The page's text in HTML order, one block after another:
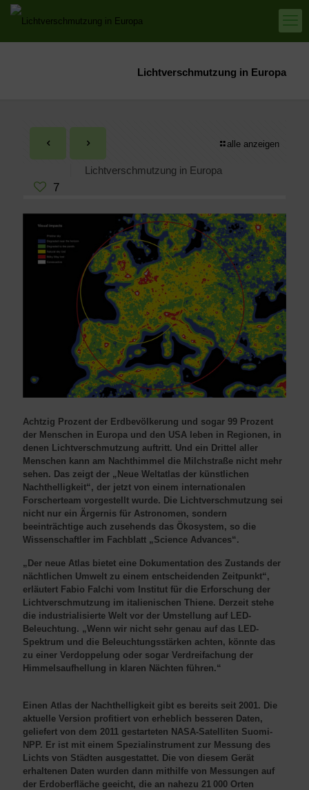
Lichtverschmutzung in Europa
alle anzeigen
7
Lichtverschmutzung in Europa
Achtzig Prozent der Erdbevölkerung und sogar 99 Prozent
der Menschen in Europa und den USA leben in Regionen, in
denen Lichtverschmutzung auftritt. Und ein Drittel aller
Menschen kann am Nachthimmel die Milchstraße nicht mehr
sehen. Das zeigt der „Neue Weltatlas der künstlichen
Nachthelligkeit“, der jetzt von einem internationalen
Forscherteam vorgestellt wurde. Die Lichtverschmutzung sei
nicht nur ein Ärgernis für Astronomen, sondern
beeinträchtige auch zusehends das Ökosystem, so die
Wissenschaftler im Fachblatt „Science Advances“.
„Der neue Atlas bietet eine Dokumentation des Zustands der
nächtlichen Umwelt zu einem entscheidenden Zeitpunkt“,
erläutert Fabio Falchi vom Institut für die Erforschung der
Lichtverschmutzung im italienischen Thiene. Derzeit stehe
die industrialisierte Welt vor der Umstellung auf LED-
Beleuchtung. „Wenn wir nicht sehr genau auf das LED-
Spektrum und die Beleuchtungsstärken achten, könnte das
zu einer Verdoppelung oder sogar Verdreifachung der
Himmelsaufhellung in klaren Nächten führen.“
Einen Atlas der Nachthelligkeit gibt es bereits seit 2001. Die
aktuelle Version profitiert von erheblich besseren Daten,
geliefert von dem 2011 gestarteten NASA-Satelliten Suomi-
NPP. Er ist mit einem Spezialinstrument zur Messung des
Lichts von Städten ausgestattet. Die von diesem Gerät
erhaltenen Daten wurden dann mithilfe von Messungen auf
der Erdoberfläche geeicht, die an nahezu 21 000 Orten